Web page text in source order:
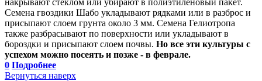
Семена гвоздики Шабо укладывают рядками или в разброс и
присыпают слоем грунта около 3 мм. Семена Гелиотропа
также разбрасывают по поверхности или укладывают в
бороздки и присыпают слоем почвы. Но все эти культуры с
успехом можно посеять и позже - в феврале.
0 Подробнее
Вернуться наверх